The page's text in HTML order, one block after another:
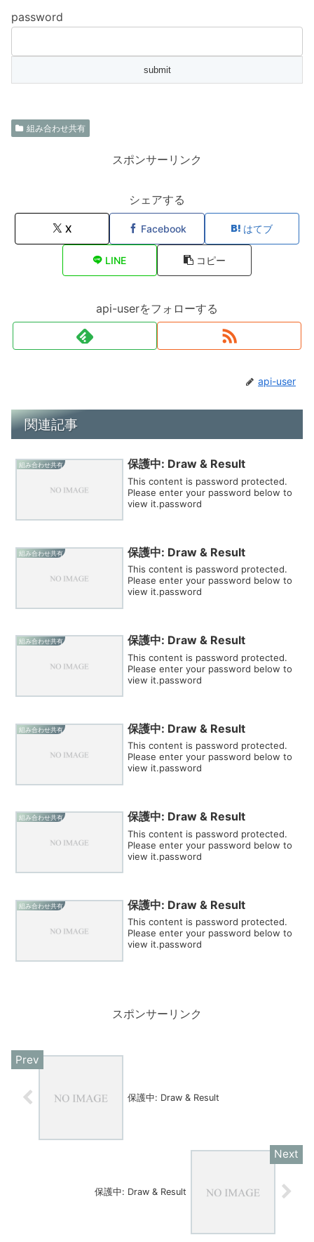
password
組み合わせ共有
スポンサーリンク
シェアする
X Facebook はてブ
LINE コピー
api-userをフォローする
api-user
関連記事
組み合わせ共有 保護中: Draw & Result
This content is password protected.
Please enter your password below to
view it.password
組み合わせ共有 保護中: Draw & Result
This content is password protected.
Please enter your password below to
view it.password
組み合わせ共有 保護中: Draw & Result
This content is password protected.
Please enter your password below to
view it.password
組み合わせ共有 保護中: Draw & Result
This content is password protected.
Please enter your password below to
view it.password
組み合わせ共有 保護中: Draw & Result
This content is password protected.
Please enter your password below to
view it.password
組み合わせ共有 保護中: Draw & Result
This content is password protected.
Please enter your password below to
view it.password
スポンサーリンク
保護中: Draw & Result
保護中: Draw & Result